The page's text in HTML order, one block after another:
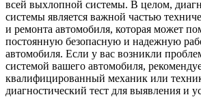
всей выхлопной системы. В целом,
системы является важной частью
и ремонта автомобиля, которая может
постоянную безопасную и надежную
автомобиля. Если у вас возникли
системой вашего автомобиля,
квалифицированный механик или
диагностический тест для выявления и